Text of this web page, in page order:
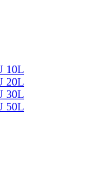
10L
20L
30L
50L